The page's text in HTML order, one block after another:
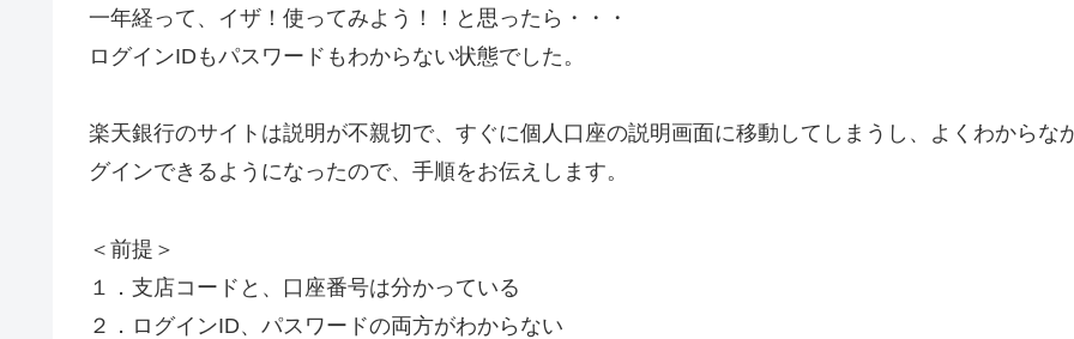
一年経って、イザ！使ってみよう！！と思ったら・・・
ログインIDもパスワードもわからない状態でした。
楽天銀行のサイトは説明が不親切で、すぐに個人口座の説明画面に移動してしまうし、よくわから
グインできるようになったので、手順をお伝えします。
＜前提＞
１．支店コードと、口座番号は分かっている
２．ログインID、パスワードの両方がわからない